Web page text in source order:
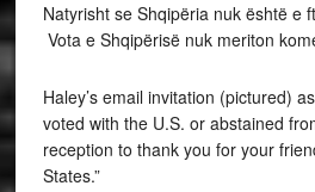
Natyrisht se Shqipëria nuk është e
Vota e Shqipërisë nuk meriton
Haley’s email invitation (pictured)
voted with the U.S. or abstained
reception to thank you for your
States.”